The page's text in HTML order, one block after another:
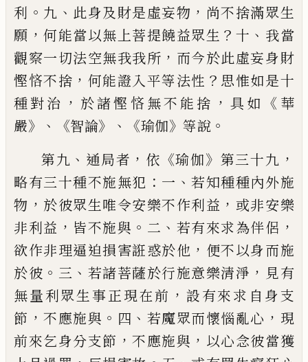
利 。 九 、 此身及財是虛妄物 ， 尚不捨滿眾生
願 ，何能當以無上菩提饒益眾生 ？ 十 、 我當
觀察一切法空無我我所 ， 而今於此虛妄身財
慳悋不捨 ， 何能證入平等法性 ？ 思惟如是十
種對治 ， 於諸慳悋無不能 捨 ， 具如 《 華
嚴》、《智論》、《瑜伽》 等說 。
第九 、 通局者 ， 依 《瑜伽》 第三十九 ，
略有三十種不施無犯 ： 一 、若知種種內外施
物 ， 於彼眾生唯令安樂不作利益 ， 或非安樂
非利益 ， 皆不施與 。 二 、 若有來求為伴侶 ，
欲作非理逼迫損害誑惑於他 ， 便不以身而施
於彼 。 三 、 若諸菩薩於行施意樂清淨 ， 見有
無量利眾生事正現在前 ， 設有來求自身支
節 ，不應施與 。 四 、 若魔眾而懷惱亂心 ， 現
前來乞身分支節 ，不應施與 ， 以心念彼當獲